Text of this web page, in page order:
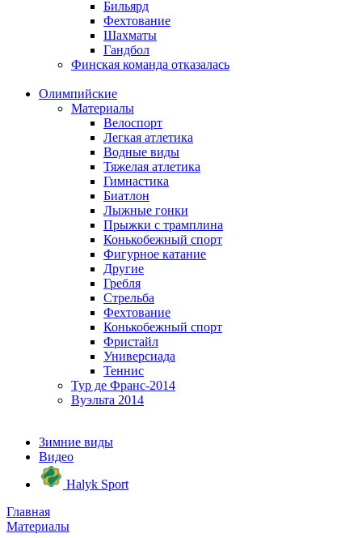
Бильярд
Фехтование
Шахматы
Гандбол
Финская команда отказалась
Олимпийские
Материалы
Велоспорт
Легкая атлетика
Водные виды
Тяжелая атлетика
Гимнастика
Биатлон
Лыжные гонки
Прыжки с трамплина
Конькобежный спорт
Фигурное катание
Другие
Гребля
Стрельба
Фехтование
Конькобежный спорт
Фристайл
Универсиада
Теннис
Тур де Франс-2014
Вуэльта 2014
Зимние виды
Видео
Halyk Sport
Главная
Материалы